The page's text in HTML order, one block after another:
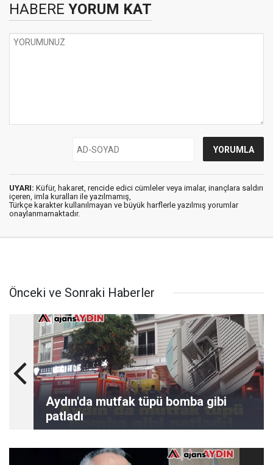
HABERE YORUM KAT
UYARI: Küfür, hakaret, rencide edici cümleler veya imalar, inançlara saldırı
içeren, imla kuralları ile yazılmamış,
Türkçe karakter kullanılmayan ve büyük harflerle yazılmış yorumlar
onaylanmamaktadır.
Önceki ve Sonraki Haberler
Aydın'da mutfak tüpü bomba gibi
patladı